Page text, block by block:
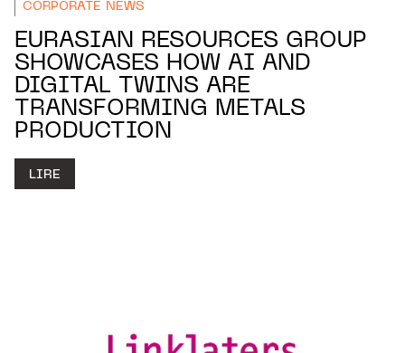
CORPORATE NEWS
EURASIAN RESOURCES GROUP
SHOWCASES HOW AI AND
DIGITAL TWINS ARE
TRANSFORMING METALS
PRODUCTION
LIRE